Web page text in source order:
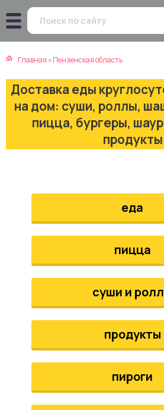
Главная »Пензенская область
Доставка еды
на дом: суши, роллы,
пицца, бургеры,
продукты
еда
пицца
суши и
продукты
пироги
кухня
кухня
кухня